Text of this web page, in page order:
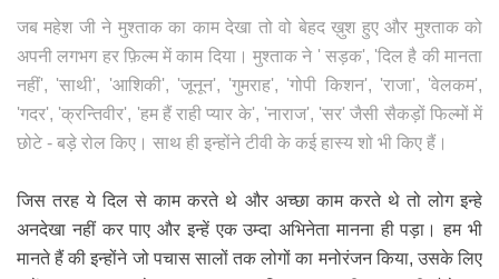
जब महेश जी ने मुश्ताक का काम देखा तो वो बेहद ख़ुश हुए और मुश्ताक को
अपनी लगभग हर फ़िल्म में काम दिया। मुश्ताक ने ' सड़क', 'दिल है की मानता
नहीं', 'साथी', 'आशिकी', 'जूनून', 'गुमराह', 'गोपी किशन', 'राजा', 'वेलकम',
'गदर', 'क्रन्तिवीर', 'हम हैं राही प्यार के', 'नाराज', 'सर' जैसी सैकड़ों फिल्मों में
छोटे - बड़े रोल किए। साथ ही इन्होंने टीवी के कई हास्य शो भी किए हैं।
जिस तरह ये दिल से काम करते थे और अच्छा काम करते थे तो लोग इन्हे
अनदेखा नहीं कर पाए और इन्हें एक उम्दा अभिनेता मानना ही पड़ा। हम भी
मानते हैं की इन्होंने जो पचास सालों तक लोगों का मनोरंजन किया, उसके लिए